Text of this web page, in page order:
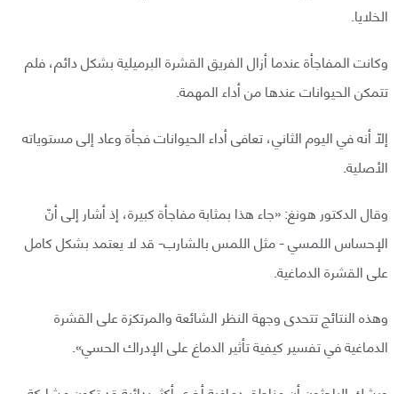
الخلايا.
وكانت المفاجأة عندما أزال الفريق القشرة البرميلية بشكل دائم، فلم
تتمكن الحيوانات عندها من أداء المهمة.
إلّا أنه في اليوم الثاني، تعافى أداء الحيوانات فجأة وعاد إلى مستوياته
الأصلية.
وقال الدكتور هونغ: «جاء هذا بمثابة مفاجأة كبيرة، إذ أشار إلى أنّ
الإحساس اللمسي - مثل اللمس بالشارب- قد لا يعتمد بشكل كامل
على القشرة الدماغية.
وهذه النتائج تتحدى وجهة النظر الشائعة والمرتكزة على القشرة
الدماغية في تفسير كيفية تأثير الدماغ على الإدراك الحسي».